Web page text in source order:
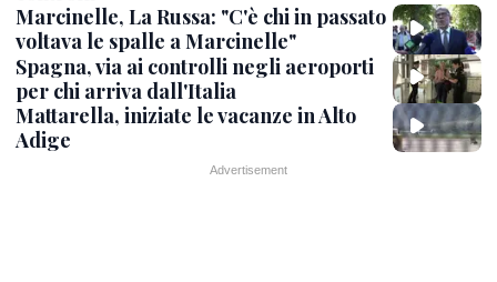
Marcinelle, La Russa: "C'è chi in passato
voltava le spalle a Marcinelle"
Spagna, via ai controlli negli aeroporti
per chi arriva dall'Italia
Mattarella, iniziate le vacanze in Alto
Adige